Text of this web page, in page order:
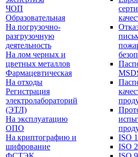
ЧОП
Образовательная
На погрузочно-
разгрузочную
деятельность
На лом черных и
цветных металлов
Фармацевтическая
На отходы
Регистрация
электролабораторий
(ЭТЛ)
На эксплуатацию
ОПО
На криптографию и
шифрование
ISO
ISO